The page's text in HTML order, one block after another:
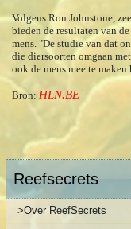
Volgens Ron Johnstone,
bieden de resultaten van
mens. "De studie van dat
die diersoorten omgaan
ook de mens mee te
Bron:HLN.BE
Reefsecrets
>Over ReefSecrets